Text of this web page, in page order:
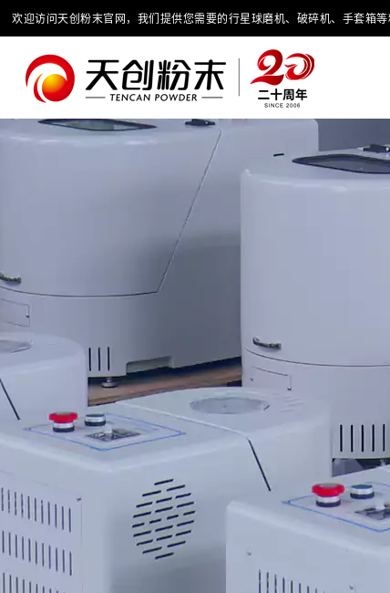
欢迎访问天创粉末官网，我们提供您需要的行星球磨机、破碎机、手套箱等